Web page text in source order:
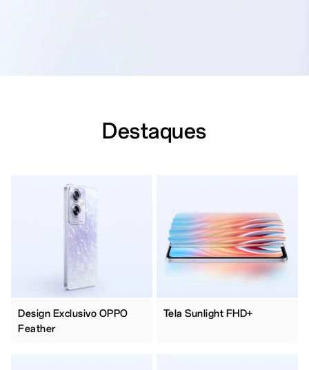
Destaques
Design Exclusivo OPPO
Feather
Tela Sunlight FHD+